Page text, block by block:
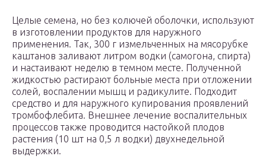
Целые семена, но без колючей оболочки, используют
в изготовлении продуктов для наружного
применения. Так, 300 г измельченных на мясорубке
каштанов заливают литром водки (самогона, спирта)
и настаивают неделю в темном месте. Полученной
жидкостью растирают больные места при отложении
солей, воспалении мышц и радикулите. Подходит
средство и для наружного купирования проявлений
тромбофлебита. Внешнее лечение воспалительных
процессов также проводится настойкой плодов
растения (10 шт на 0,5 л водки) двухнедельной
выдержки.